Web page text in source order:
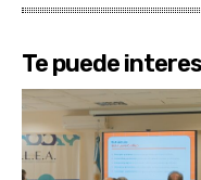
Te puede